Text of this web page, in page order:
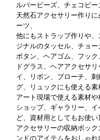
ルバービーズ、チェコビー
天然石アクセサリー作り
ーツ、
他にもストラップ作りや
ジナルのタッセル、チョー
ボタン、ヘアゴム、フッ
ドグラス、ヘアアクセサ
イ、リボン、ブローチ、
グ、リュックにも使える素
アート現場で使える素材
ショップ、ギャラリー、
ど、資材用としてもお使い
アクセサリーの収納ボッ
ンドのアイテムをおしゃ